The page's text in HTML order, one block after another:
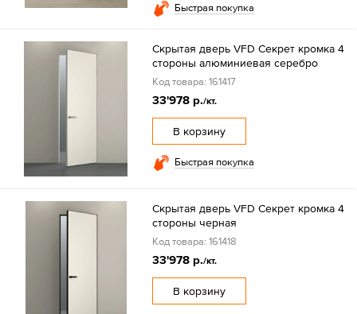
Быстрая покупка
Скрытая дверь VFD Секрет кромка 4
стороны алюминиевая серебро
Код товара: 161417
33'978 р./кт.
В корзину
Быстрая покупка
Скрытая дверь VFD Секрет кромка 4
стороны черная
Код товара: 161418
33'978 р./кт.
В корзину